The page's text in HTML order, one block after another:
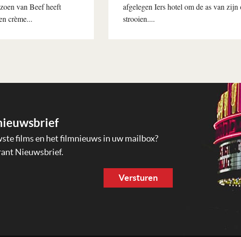
van Beef heeft
crème...
afgelegen Iers hotel om de as van zijn
strooien....
films en het filmnieuws in uw mailbox?
Nieuwsbrief.